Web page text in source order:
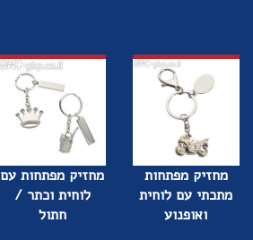
מחזיק מפתחות
מתכתי עם לוחית
ואופנוע
מחזיק מפתחות עם
לוחית וכתר /
חתול